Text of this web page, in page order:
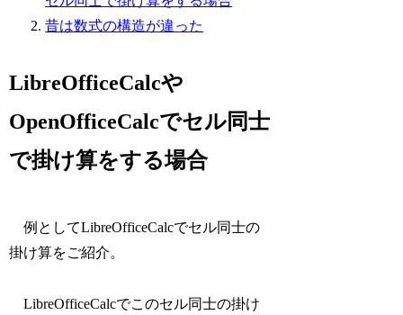
昔は数式の構造が違った
LibreOfficeCalcや
OpenOfficeCalcでセル同士
で掛け算をする場合
例としてLibreOfficeCalcでセル同士の
掛け算をご紹介。
LibreOfficeCalcでこのセル同士の掛け